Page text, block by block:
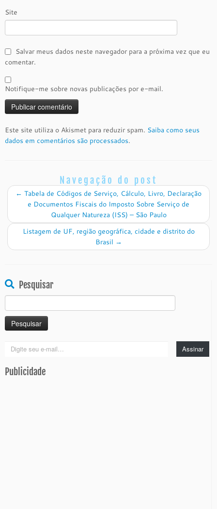
Site
Salvar meus dados neste navegador para a próxima vez que eu
comentar.
Notifique-me sobre novas publicações por e-mail.
Este site utiliza o Akismet para reduzir spam. Saiba como seus
dados em comentários são processados.
Navegação do post
← Tabela de Códigos de Serviço, Cálculo, Livro, Declaração
e Documentos Fiscais do Imposto Sobre Serviço de
Qualquer Natureza (ISS) – São Paulo
Listagem de UF, região geográfica, cidade e distrito do
Brasil →
Pesquisar
por:
Digite
e-
mail…
Assinar
Publicidade